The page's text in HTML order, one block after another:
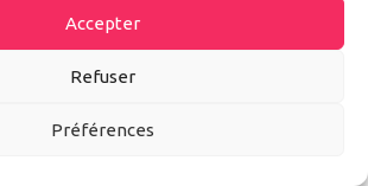
Accepter
Refuser
Préférences